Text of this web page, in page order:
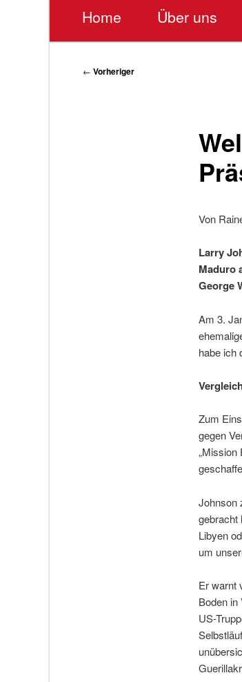
Home Über uns
Beitragsnavigation
← Vorheriger
Von
Larry
Maduro
George
Am 3.
habe ich
Zum
gegen
„Mission
Johnson
gebracht
Libyen
um
Er warnt
Boden
US-